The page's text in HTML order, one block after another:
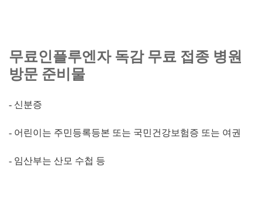
무료인플루엔자 독감 무료 접종 병원
방문 준비물
- 신분증
- 어린이는 주민등록등본 또는 국민건강보험증 또는 여권
- 임산부는 산모 수첩 등